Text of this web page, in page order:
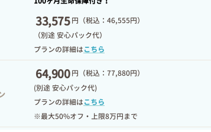
33,575 円 （税込：46,555円）
（別途 安心パック代）
プランの詳細はこちら
64,900 円 （税込：77,880円）
(別途 安心パック代)
プランの詳細はこちら
※最大50%オフ・上限8万円まで